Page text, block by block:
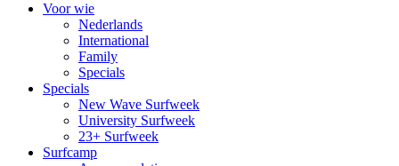
Voor wie
Nederlands
International
Family
Specials
Specials
New Wave Surfweek
University Surfweek
23+ Surfweek
Surfcamp